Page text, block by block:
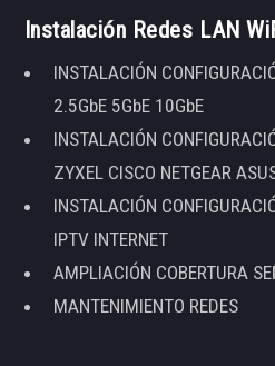
Instalación Redes LAN
INSTALACIÓN
2.5GbE 5GbE 10GbE
INSTALACIÓN
ZYXEL CISCO NETGEAR
INSTALACIÓN
IPTV INTERNET
AMPLIACIÓN COBERTURA
MANTENIMIENTO REDES